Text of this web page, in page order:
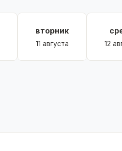
вторник
11 августа 12